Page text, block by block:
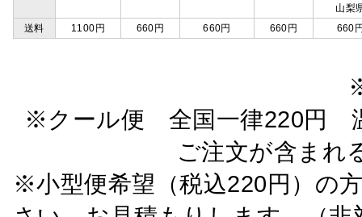
山梨
送料
1100円 660円 660円 660円 660
※クール便 全国一律220円
ご注文が含ま
※小型便希望（税込220円）の